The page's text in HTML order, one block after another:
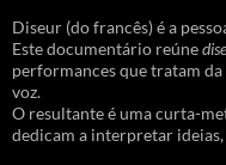
Diseur (do francês) é a
Este documentário reúne
performances que tratam
voz.
O resultante é uma curta-
dedicam a interpretar ideias,